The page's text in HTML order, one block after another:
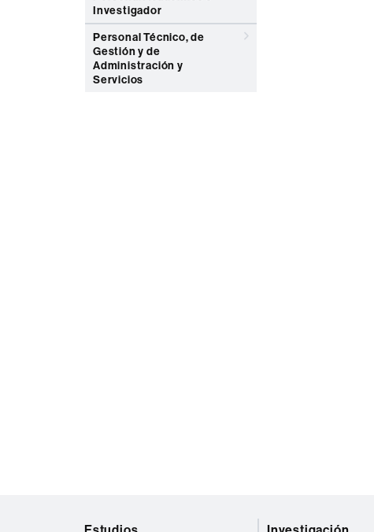
Investigador
Personal Técnico, de
Gestión y de
Administración y
Servicios